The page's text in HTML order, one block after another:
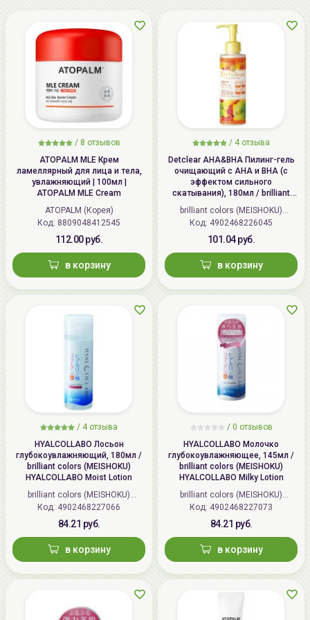
/ 8 отзывов
ATOPALM MLE Крем
ламеллярный для лица и тела,
увлажняющий | 100мл |
ATOPALM MLE Cream
ATOPALM (Корея)
Код: 8809048412545
112.00 руб.
в корзину
/ 4 отзыва
Detclear AHA&BHA Пилинг-гель
очищающий с AHA и BHA (с
эффектом сильного
скатывания), 180мл / brilliant
colors (MEISHOKU) Detclear
Bright&Peel AHA&BHA Fruits
Peeling Jelly
brilliant colors (MEISHOKU)
(Япония)
Код: 4902468226045
101.04 руб.
в корзину
/ 4 отзыва
HYALCOLLABO Лосьон
глубокоувлажняющий, 180мл /
brilliant colors (MEISHOKU)
HYALCOLLABO Moist Lotion
brilliant colors (MEISHOKU)
(Япония)
Код: 4902468227066
84.21 руб.
в корзину
/ 0 отзывов
HYALCOLLABO Молочко
глубокоувлажняющее, 145мл /
brilliant colors (MEISHOKU)
HYALCOLLABO Milky Lotion
brilliant colors (MEISHOKU)
(Япония)
Код: 4902468227073
84.21 руб.
в корзину